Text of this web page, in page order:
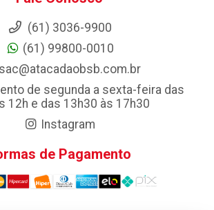
(61) 3036-9900
(61) 99800-0010
sac@atacadaobsb.com.br
de segunda a sexta-feira das
12h e das 13h30 às 17h30
Instagram
de Pagamento